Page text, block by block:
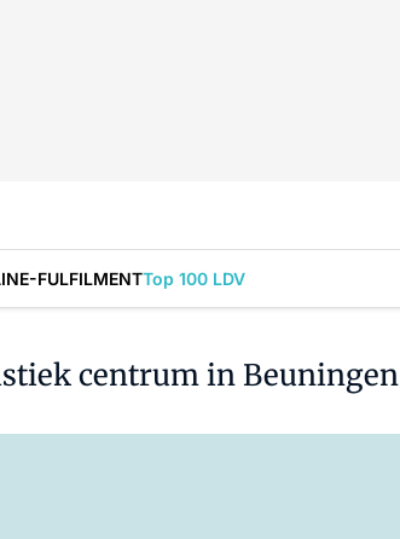
E-FULFILMENTTop 100 LDV
centrum in Beuningen